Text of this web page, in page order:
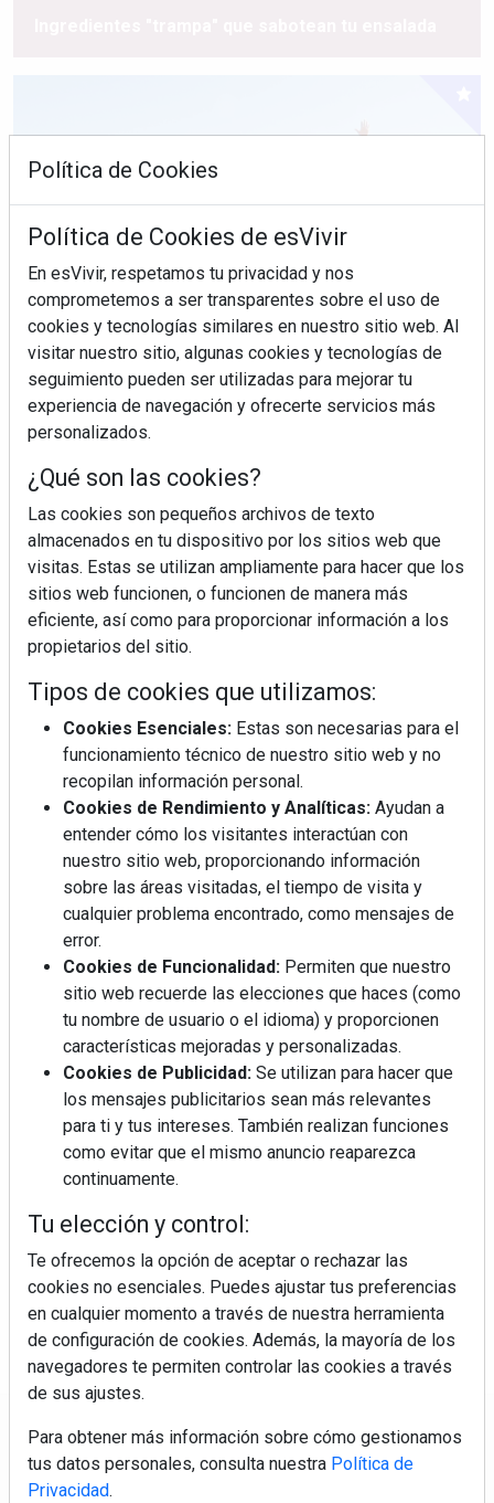
¿Sabes en qué consiste el síndrome metabólico?
Mujer del mes: Boticaria García, la farmacéutica que
habla con el corazón
Colágeno, vitamina C y otros activos ¿son más
efectivos en la piel o en suplementos orales?
Regístrate y accede a contenidos
exclusivos
Política de Cookies
Política de Cookies de esVivir
En esVivir, respetamos tu privacidad y nos
comprometemos a ser transparentes sobre el uso de
cookies y tecnologías similares en nuestro sitio web. Al
visitar nuestro sitio, algunas cookies y tecnologías de
seguimiento pueden ser utilizadas para mejorar tu
experiencia de navegación y ofrecerte servicios más
personalizados.
¿Qué son las cookies?
Las cookies son pequeños archivos de texto
almacenados en tu dispositivo por los sitios web que
visitas. Estas se utilizan ampliamente para hacer que los
sitios web funcionen, o funcionen de manera más
eficiente, así como para proporcionar información a los
propietarios del sitio.
Tipos de cookies que utilizamos:
Cookies Esenciales: Estas son necesarias para el
funcionamiento técnico de nuestro sitio web y no
recopilan información personal.
Cookies de Rendimiento y Analíticas: Ayudan a
entender cómo los visitantes interactúan con
nuestro sitio web, proporcionando información
sobre las áreas visitadas, el tiempo de visita y
cualquier problema encontrado, como mensajes de
error.
Cookies de Funcionalidad: Permiten que nuestro
sitio web recuerde las elecciones que haces (como
tu nombre de usuario o el idioma) y proporcionen
características mejoradas y personalizadas.
Cookies de Publicidad: Se utilizan para hacer que
los mensajes publicitarios sean más relevantes
para ti y tus intereses. También realizan funciones
como evitar que el mismo anuncio reaparezca
continuamente.
Tu elección y control:
Te ofrecemos la opción de aceptar o rechazar las
cookies no esenciales. Puedes ajustar tus preferencias
en cualquier momento a través de nuestra herramienta
de configuración de cookies. Además, la mayoría de los
navegadores te permiten controlar las cookies a través
de sus ajustes.
Para obtener más información sobre cómo gestionamos
tus datos personales, consulta nuestra Política de
Privacidad.